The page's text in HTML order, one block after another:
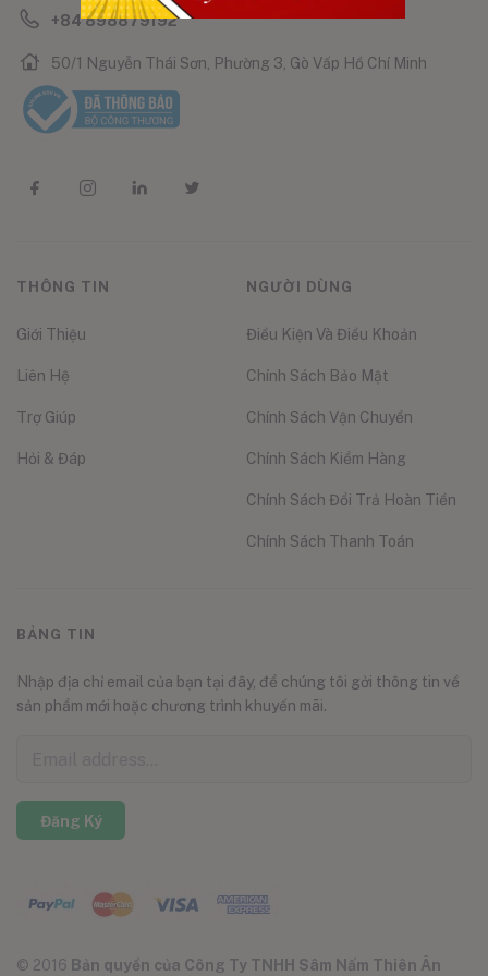
+84 898879192
50/1 Nguyễn Thái Sơn, Phường 3, Gò Vấp Hồ Chí Minh
THÔNG TIN
Giới Thiệu
Liên Hệ
Trợ Giúp
Hỏi & Đáp
NGƯỜI DÙNG
Điều Kiện Và Điều Khoản
Chính Sách Bảo Mật
Chính Sách Vận Chuyển
Chính Sách Kiểm Hàng
Chính Sách Đổi Trả Hoàn Tiền
Chính Sách Thanh Toán
BẢNG TIN
Nhập địa chỉ email của bạn tại đây, để chúng tôi gởi thông tin về
sản phẩm mới hoặc chương trình khuyến mãi.
Đăng Ký
© 2016 Bản quyền của Công Ty TNHH Sâm Nấm Thiên Ân